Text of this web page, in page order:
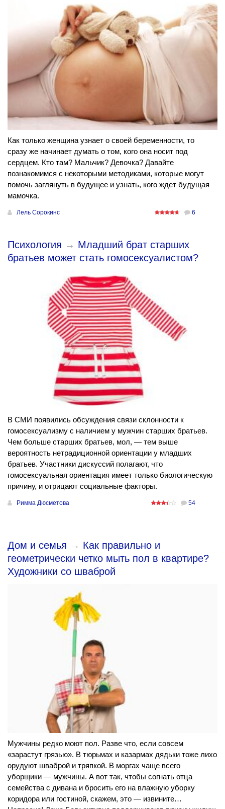
Как только женщина узнает о своей беременности, то
сразу же начинает думать о том, кого она носит под
сердцем. Кто там? Мальчик? Девочка? Давайте
познакомимся с некоторыми методиками, которые могут
помочь заглянуть в будущее и узнать, кого ждет будущая
мамочка.
Лель Сорокинс 6
Психология → Младший брат старших
братьев может стать гомосексуалистом?
В СМИ появились обсуждения связи склонности к
гомосексуализму с наличием у мужчин старших братьев.
Чем больше старших братьев, мол, — тем выше
вероятность нетрадиционной ориентации у младших
братьев. Участники дискуссий полагают, что
гомосексуальная ориентация имеет только биологическую
причину, и отрицают социальные факторы.
Римма Дюсметова 54
Дом и семья → Как правильно и
геометрически четко мыть пол в квартире?
Художники со шваброй
Мужчины редко моют пол. Разве что, если совсем
«зарастут грязью». В тюрьмах и казармах дядьки тоже лихо
орудуют шваброй и тряпкой. В моргах чаще всего
уборщики — мужчины. А вот так, чтобы согнать отца
семейства с дивана и бросить его на влажную уборку
коридора или гостиной, скажем, это — извините…